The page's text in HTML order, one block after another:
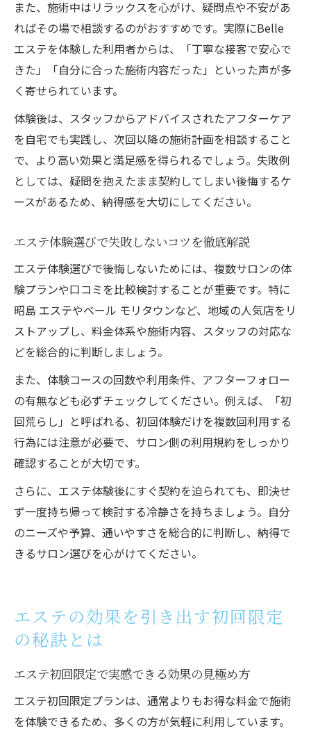
また、施術中はリラックスを心がけ、疑問点や不安があ
ればその場で相談するのがおすすめです。実際にBelle
エステを体験した利用者からは、「丁寧な接客で安心で
きた」「自分に合った施術内容だった」といった声が多
く寄せられています。
体験後は、スタッフからアドバイスされたアフターケア
を自宅でも実践し、次回以降の施術計画を相談すること
で、より高い効果と満足感を得られるでしょう。失敗例
としては、疑問を抱えたまま契約してしまい後悔するケ
ースがあるため、納得感を大切にしてください。
エステ体験選びで失敗しないコツを徹底解説
エステ体験選びで後悔しないためには、複数サロンの体
験プランや口コミを比較検討することが重要です。特に
昭島 エステやベール モリタウンなど、地域の人気店をリ
ストアップし、料金体系や施術内容、スタッフの対応な
どを総合的に判断しましょう。
また、体験コースの回数や利用条件、アフターフォロー
の有無なども必ずチェックしてください。例えば、「初
回荒らし」と呼ばれる、初回体験だけを複数回利用する
行為には注意が必要で、サロン側の利用規約をしっかり
確認することが大切です。
さらに、エステ体験後にすぐ契約を迫られても、即決せ
ず一度持ち帰って検討する冷静さを持ちましょう。自分
のニーズや予算、通いやすさを総合的に判断し、納得で
きるサロン選びを心がけてください。
エステの効果を引き出す初回限定
の秘訣とは
エステ初回限定で実感できる効果の見極め方
エステ初回限定プランは、通常よりもお得な料金で施術
を体験できるため、多くの方が気軽に利用しています。